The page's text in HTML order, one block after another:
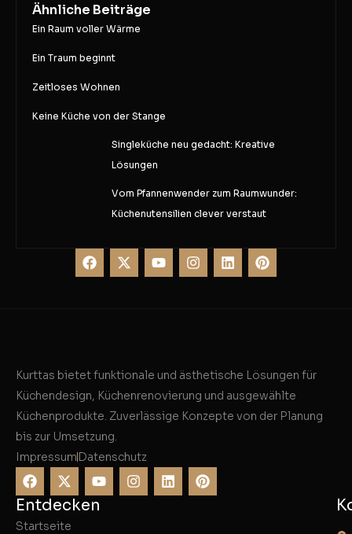
Ähnliche Beiträge
Ein Raum voller Wärme
Ein Traum beginnt
Zeitloses Wohnen
Keine Küche von der Stange
Singleküche neu gedacht: Kreative
Lösungen
Vom Pfannenwender zum Raumwunder:
Küchenutensilien clever verstaut
Kurttas bietet funktionale und ästhetische Lösungen für
Küchendesign, Küchenrenovierung und ausgewählte
Küchenprodukte. Zuverlässige Konzepte von der Planung
bis zur Umsetzung.
Impressum Datenschutz
Entdecken
Startseite